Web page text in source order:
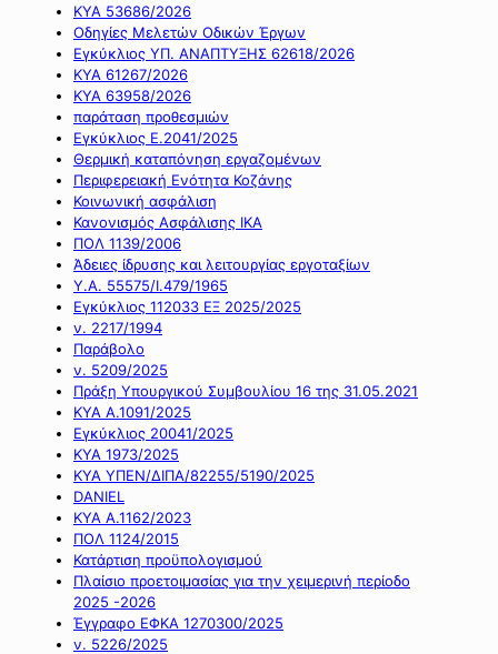
ΚΥΑ 53686/2026
Οδηγίες Μελετών Οδικών Έργων
Εγκύκλιος ΥΠ. ΑΝΑΠΤΥΞΗΣ 62618/2026
ΚΥΑ 61267/2026
ΚΥΑ 63958/2026
παράταση προθεσμιών
Εγκύκλιος Ε.2041/2025
Θερμική καταπόνηση εργαζομένων
Περιφερειακή Ενότητα Κοζάνης
Κοινωνική ασφάλιση
Κανονισμός Ασφάλισης ΙΚΑ
ΠΟΛ 1139/2006
Άδειες ίδρυσης και λειτουργίας εργοταξίων
Υ.Α. 55575/Ι.479/1965
Εγκύκλιος 112033 ΕΞ 2025/2025
ν. 2217/1994
Παράβολο
ν. 5209/2025
Πράξη Υπουργικού Συμβουλίου 16 της 31.05.2021
ΚΥΑ Α.1091/2025
Εγκύκλιος 20041/2025
ΚΥΑ 1973/2025
ΚΥΑ ΥΠΕΝ/ΔΙΠΑ/82255/5190/2025
DANIEL
ΚΥΑ Α.1162/2023
ΠΟΛ 1124/2015
Κατάρτιση προϋπολογισμού
Πλαίσιο προετοιμασίας για την χειμερινή περίοδο
2025 -2026
Έγγραφο ΕΦΚΑ 1270300/2025
ν. 5226/2025